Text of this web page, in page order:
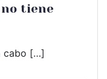
tiene
cabo […]